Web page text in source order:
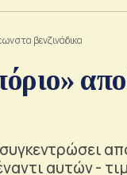
στα βενζινάδικα
αυτών -